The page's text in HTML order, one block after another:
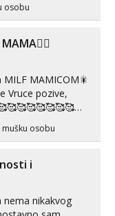
bilo gdje zato se
cekam te!
osobu
MILF MAMICOM🎇
Vruce pozive,
ili kolegicama
ili
🤬NE
UZIVO
osobu
i
nikakvog